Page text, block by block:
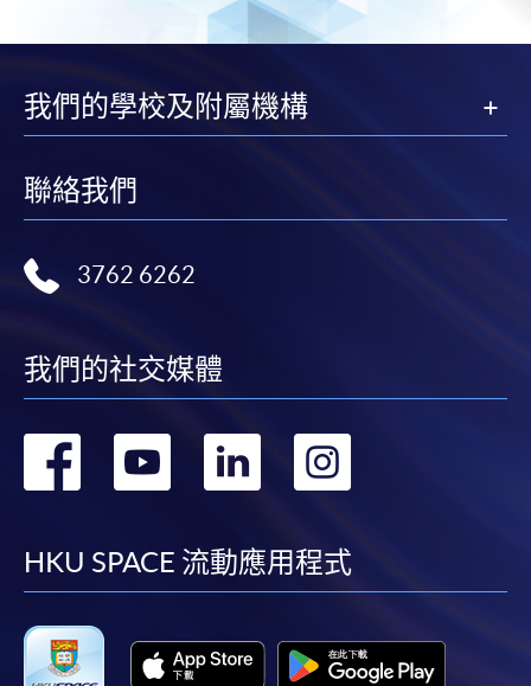
Certificate for Module (Strategic Management Accounting for CPA
Certificate for Module (Ethics and Governance for CPA Programme
Revision Course)
Course)
我們的學校及附屬機構
聯絡我們
3762 6262
我們的社交媒體
轉
facebook
轉
youtube
轉
linkedin
HKU SPACE 流動應用程式